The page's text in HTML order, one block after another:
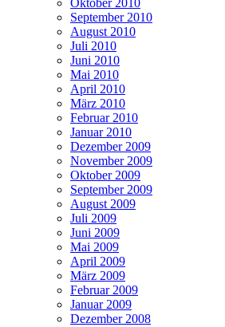
September 2010
August 2010
Juli 2010
Juni 2010
Mai 2010
April 2010
März 2010
Februar 2010
Januar 2010
Dezember 2009
November 2009
Oktober 2009
September 2009
August 2009
Juli 2009
Juni 2009
Mai 2009
April 2009
März 2009
Februar 2009
Januar 2009
Dezember 2008